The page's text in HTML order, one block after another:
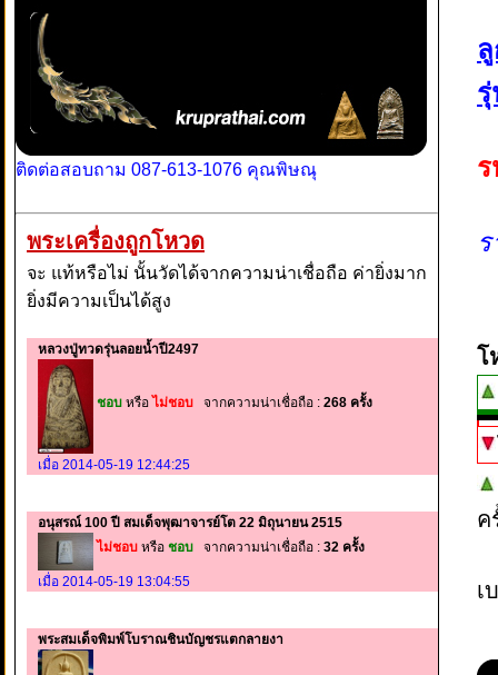
ติดต่อสอบถาม 087-613-1076 คุณพิษณุ
พระเครื่องถูกโหวด
จะ แท้หรือไม่ นั้นวัดได้จากความน่าเชื่อถือ ค่ายิ่งมาก
ยิ่งมีความเป็นได้สูง
หลวงปู่ทวดรุ่นลอยน้ำปี2497
ชอบ หรือไม่ชอบ จากความน่าเชื่อถือ : 268 ครั้ง
เมื่อ 2014-05-19 12:44:25
อนุสรณ์ 100 ปี สมเด็จพุฒาจารย์โต 22 มิถุนายน 2515
ไม่ชอบ หรือ ชอบ จากความน่าเชื่อถือ : 32 ครั้ง
เมื่อ 2014-05-19 13:04:55
พระสมเด็จพิมพ์โบราณชินบัญชรแตกลายงา
โ
เ